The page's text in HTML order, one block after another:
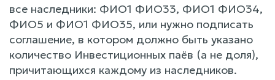
все наследники: ФИО1 ФИО33, ФИО1 ФИО34,
ФИО5 и ФИО1 ФИО35, или нужно подписать
соглашение, в котором должно быть указано
количество Инвестиционных паёв (а не доля),
причитающихся каждому из наследников.